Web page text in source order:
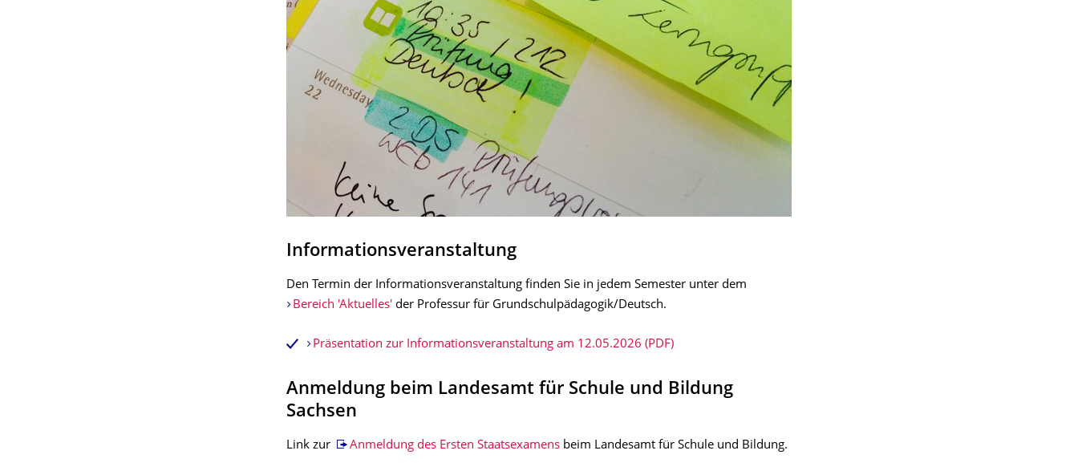
Informationsveranstaltung
Den Termin der Informationsveranstaltung finden Sie in jedem Semester unter dem
Bereich 'Aktuelles'der Professur für Grundschulpädagogik/Deutsch.
Präsentation zur Informationsveranstaltung am 12.05.2026 (PDF)
Anmeldung beim Landesamt für Schule und Bildung
Sachsen
Link zur Anmeldung des Ersten Staatsexamensbeim Landesamt für Schule und Bildung.